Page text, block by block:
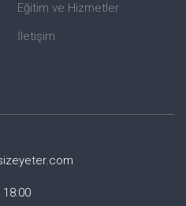
Eğitim ve Hizmetler
İletişim